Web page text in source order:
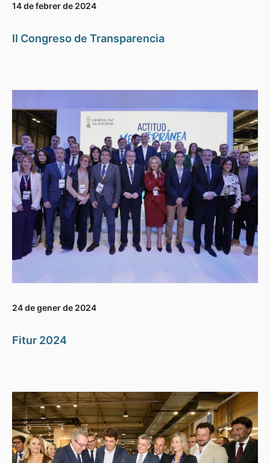
14 de febrer de 2024
II Congreso de Transparencia
24 de gener de 2024
Fitur 2024